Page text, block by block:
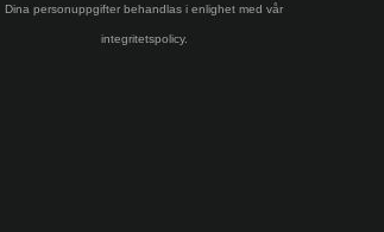
Dina personuppgifter behandlas i enlighet med vår
integritetspolicy.